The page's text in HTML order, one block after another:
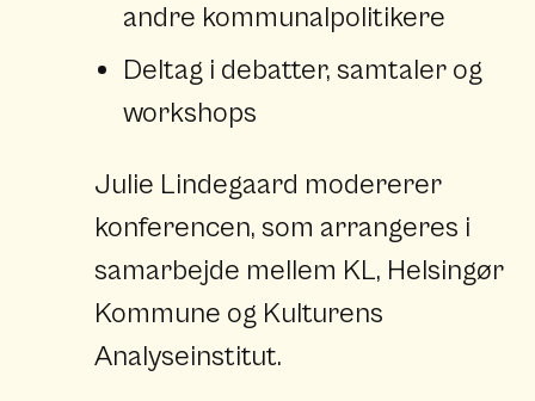
andre kommunalpolitikere
Deltag i debatter, samtaler og
workshops
Julie Lindegaard modererer
konferencen, som arrangeres i
samarbejde mellem KL, Helsingør
Kommune og Kulturens
Analyseinstitut.